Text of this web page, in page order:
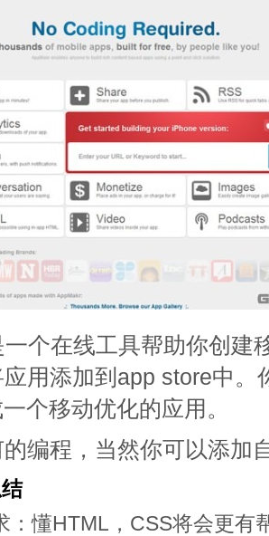
个在线工具帮助你创建
用添加到app store中。
个移动优化的应用。
编程，当然你可以添加
：懂HTML，CSS将会更有